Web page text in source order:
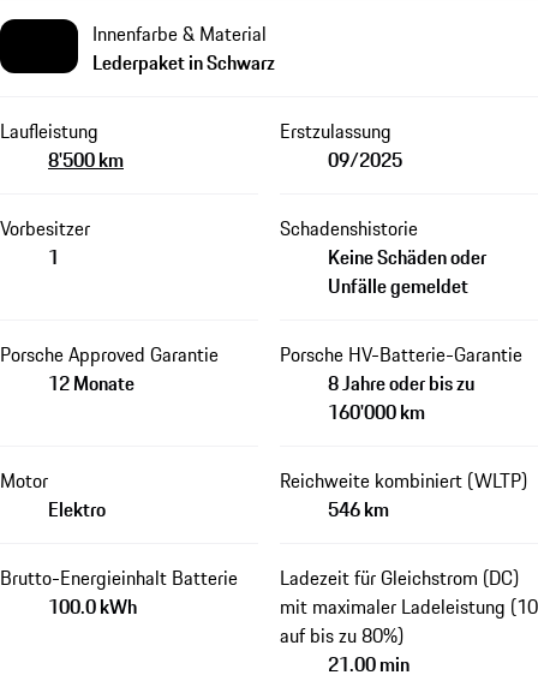
Innenfarbe & Material
Lederpaket in Schwarz
Laufleistung
8'500 km
Erstzulassung
09/2025
Vorbesitzer
1
Schadenshistorie
Keine Schäden oder
Unfälle gemeldet
Porsche Approved Garantie
12 Monate
Porsche HV-Batterie-Garantie
8 Jahre oder bis zu
160'000 km
Motor
Elektro
Reichweite kombiniert (WLTP)
546 km
Brutto-Energieinhalt Batterie
100.0 kWh
Ladezeit für Gleichstrom (DC)
mit maximaler Ladeleistung (10
auf bis zu 80%)
21.00 min